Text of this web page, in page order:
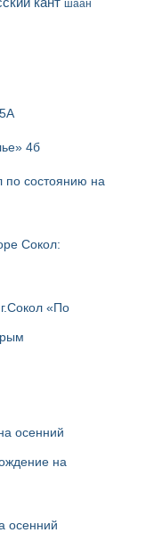
шаан
4б
по состоянию на
Сокол:
«По
осенний
на
осенний